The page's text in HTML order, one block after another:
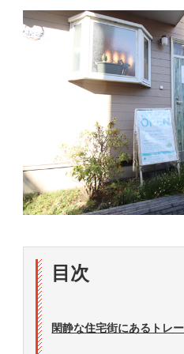
目次
閑静な住宅街にあるトレ